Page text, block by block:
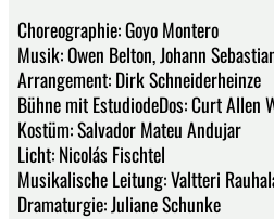
Choreographie: Goyo Montero
Musik: Owen Belton, Johann
Arrangement: Dirk Schneiderheinze
Bühne mit EstudiodeDos: Curt Allen
Kostüm: Salvador Mateu Andujar
Licht: Nicolás Fischtel
Musikalische Leitung: Valtteri
Dramaturgie: Juliane Schunke